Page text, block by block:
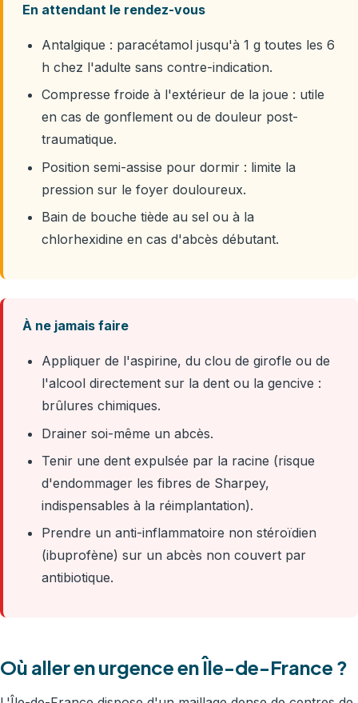
En attendant le rendez-vous
Antalgique : paracétamol jusqu'à 1 g toutes les 6
h chez l'adulte sans contre-indication.
Compresse froide à l'extérieur de la joue : utile
en cas de gonflement ou de douleur post-
traumatique.
Position semi-assise pour dormir : limite la
pression sur le foyer douloureux.
Bain de bouche tiède au sel ou à la
chlorhexidine en cas d'abcès débutant.
À ne jamais faire
Appliquer de l'aspirine, du clou de girofle ou de
l'alcool directement sur la dent ou la gencive :
brûlures chimiques.
Drainer soi-même un abcès.
Tenir une dent expulsée par la racine (risque
d'endommager les fibres de Sharpey,
indispensables à la réimplantation).
Prendre un anti-inflammatoire non stéroïdien
(ibuprofène) sur un abcès non couvert par
antibiotique.
Où aller en urgence en Île-de-France ?